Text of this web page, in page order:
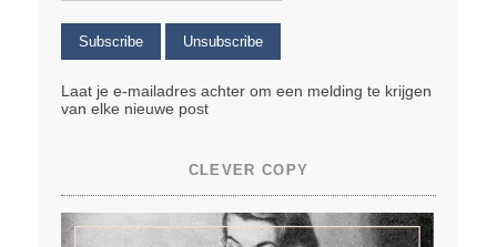
Laat je e-mailadres achter om een melding te krijgen
van elke nieuwe post
CLEVER COPY